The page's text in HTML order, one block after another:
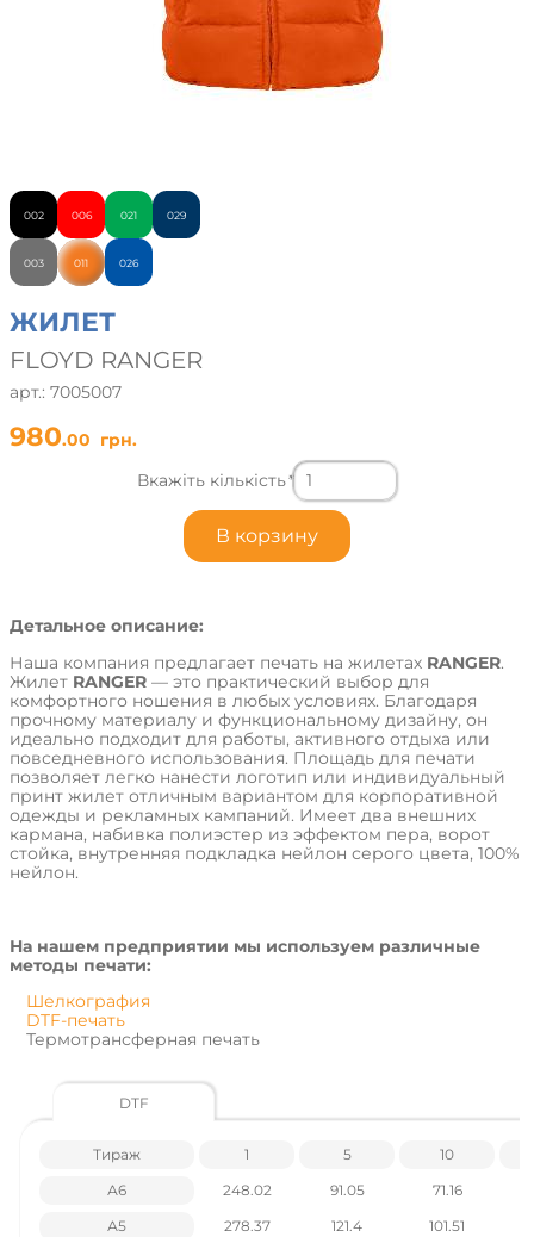
002
003
006
011
021
026
029
ЖИЛЕТ
FLOYD RANGER
арт.: 7005007
980.00 грн.
Вкажіть кількість*
Детальное описание:
Наша компания предлагает печать на жилетах RANGER.
Жилет RANGER — это практический выбор для
комфортного ношения в любых условиях. Благодаря
прочному материалу и функциональному дизайну, он
идеально подходит для работы, активного отдыха или
повседневного использования. Площадь для печати
позволяет легко нанести логотип или индивидуальный
принт жилет отличным вариантом для корпоративной
одежды и рекламных кампаний. Имеет два внешних
кармана, набивка полиэстер из эффектом пера, ворот
стойка, внутренняя подкладка нейлон серого цвета, 100%
нейлон.
На нашем предприятии мы используем различные
методы печати:
Шелкография
DTF-печать
Термотрансферная печать
Вышивка и другие.
Размер ящика – 56 х 38 х 34 см
В корзину
DTF
Тираж 1 5
10
А6
248.02 91.05 71.16
А5
278.37 121.4 101.51